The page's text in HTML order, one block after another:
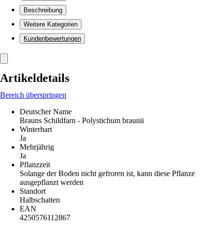
Beschreibung
Weitere Kategorien
Kundenbewertungen
Artikeldetails
Bereich überspringen
Deutscher Name
Brauns Schildfarn - Polystichum braunii
Winterhart
Ja
Mehrjährig
Ja
Pflanzzeit
Solange der Boden nicht gefroren ist, kann diese Pflanze
ausgepflanzt werden
Standort
Halbschatten
EAN
4250576112867